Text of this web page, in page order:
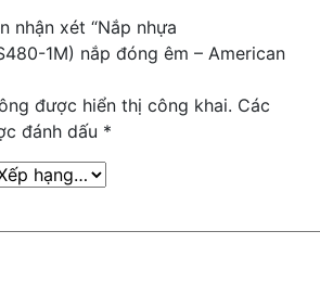
nhận xét “Nắp nhựa
1M) nắp đóng êm – American
được hiển thị công khai. Các
đánh dấu *